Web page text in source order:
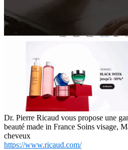
Dr. Pierre Ricaud vous propose une
beauté made in France Soins visage,
cheveux
https://www.ricaud.com/